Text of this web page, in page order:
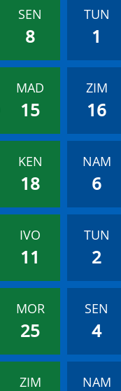
SEN
8
TUN
1
MAD
15
ZIM
16
KEN
18
NAM
6
IVO
11
TUN
2
MOR
25
SEN
4
ZIM NAM